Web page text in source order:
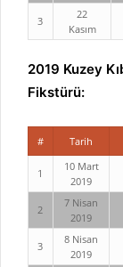
3
22
Kasım
2019 Kuzey
Fikstürü:
# Tarih
1
10 Mart
2019
2
7 Nisan
2019
3
8 Nisan
2019